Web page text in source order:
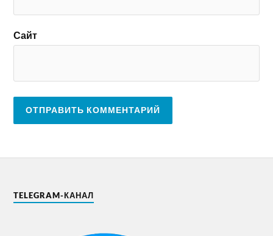
Сайт
TELEGRAM-КАНАЛ